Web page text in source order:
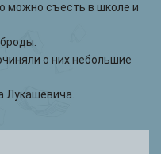
можно съесть в школе и
о них небольшие
Лукашевича.